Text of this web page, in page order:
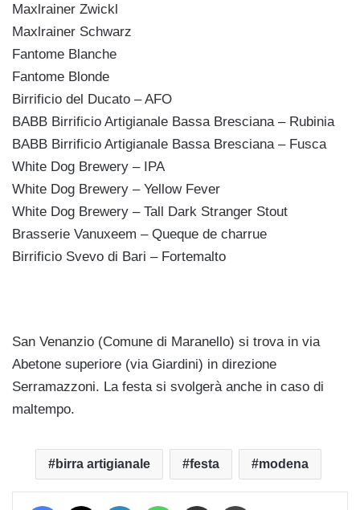
Maxlrainer Zwickl
Maxlrainer Schwarz
Fantome Blanche
Fantome Blonde
Birrificio del Ducato – AFO
BABB Birrificio Artigianale Bassa Bresciana – Rubinia
BABB Birrificio Artigianale Bassa Bresciana – Fusca
White Dog Brewery – IPA
White Dog Brewery – Yellow Fever
White Dog Brewery – Tall Dark Stranger Stout
Brasserie Vanuxeem – Queque de charrue
Birrificio Svevo di Bari – Fortemalto
San Venanzio (Comune di Maranello) si trova in via
Abetone superiore (via Giardini) in direzione
Serramazzoni. La festa si svolgerà anche in caso di
maltempo.
birra artigianale festa modena
Facebook LinkedIn WhatsApp Condividi via mail